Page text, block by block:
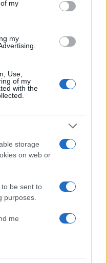
my
my
Use,
of my
with the
storage
on web or
be sent to
purposes.
me
εδώ
50 /50
Στην ανακρίτρια η
της Marfin